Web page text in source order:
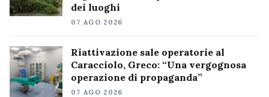
dei luoghi
07 AGO 2026
Riattivazione sale operatorie al
Caracciolo, Greco: “Una vergognosa
operazione di propaganda”
07 AGO 2026